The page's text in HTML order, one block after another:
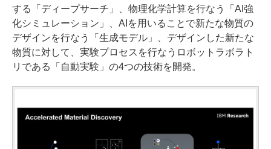
する「ディープサーチ」、物理化学計算を行なう「AI強
化シミュレーション」、AIを用いることで新たな物質の
デザインを行なう「生成モデル」、デザインした新たな
物質に対して、実験プロセスを行なうロボットラボラト
リである「自動実験」の4つの技術を開発。